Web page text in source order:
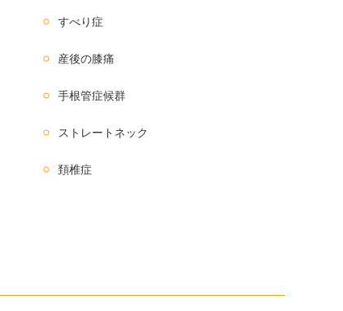
すべり症
産後の膝痛
手根管症候群
ストレートネック
頚椎症